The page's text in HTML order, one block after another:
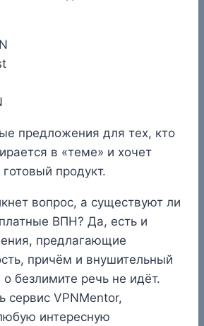
предложения для тех, кто
в «теме» и хочет
готовый продукт.
вопрос, а существуют ли
ВПН? Да, есть и
предлагающие
причём и внушительный
безлимите речь не идёт.
сервис VPNMentor,
интересную